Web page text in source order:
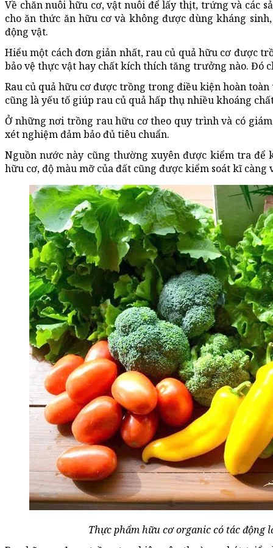
Về chăn nuôi hữu cơ, vật nuôi để lấy thịt, trứng và các
cho ăn thức ăn hữu cơ và không được dùng kháng
động vật.
Hiểu một cách đơn giản nhất, rau củ quả hữu cơ được
bảo vệ thực vật hay chất kích thích tăng trưởng nào. Đó
Rau củ quả hữu cơ được trồng trong điều kiện hoàn
cũng là yếu tố giúp rau củ quả hấp thụ nhiều khoáng
Ở những nơi trồng rau hữu cơ theo quy trình và có
xét nghiệm đảm bảo đủ tiêu chuẩn.
Nguồn nước này cũng thường xuyên được kiểm tra
hữu cơ, độ màu mỡ của đất cũng được kiểm soát kĩ
Thực phẩm hữu cơ organic có tác